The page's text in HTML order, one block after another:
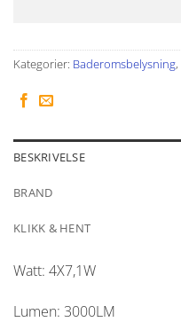
Kategorier: Baderomsbelysning,
BESKRIVELSE
BRAND
KLIKK & HENT
Watt: 4X7,1W
Lumen: 3000LM